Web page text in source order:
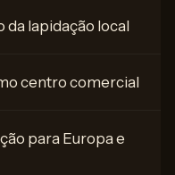
lapidação local
centro comercial
para Europa e